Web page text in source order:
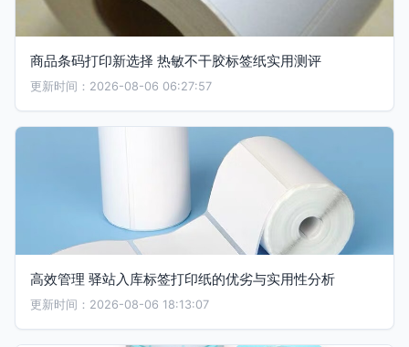
商品条码打印新选择 热敏不干胶标签纸实用测评
更新时间：2026-08-06 06:27:57
高效管理 驿站入库标签打印纸的优劣与实用性分析
更新时间：2026-08-06 18:13:07